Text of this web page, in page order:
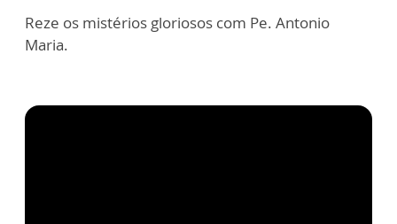
Reze os mistérios gloriosos com Pe. Antonio
Maria.